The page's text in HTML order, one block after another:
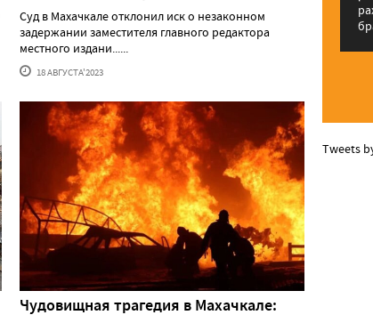
Суд в Махачкале отклонил иск о незаконном
задержании заместителя главного редактора
местного издани......
18 АВГУСТА'2023
Чудовищная трагедия в Махачкале:
Tweets